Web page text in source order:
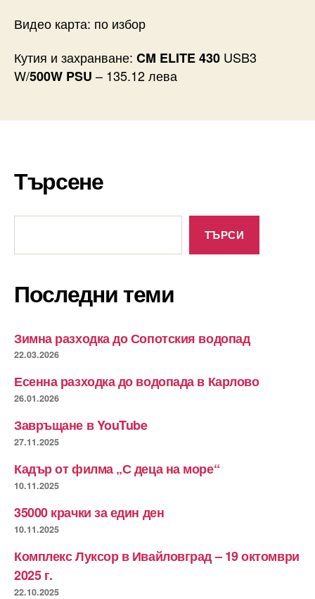
Видео карта: по избор
Кутия и захранване: CM ELITE 430 USB3
W/500W PSU – 135.12 лева
Търсене
ТЪРСИ
Последни теми
Зимна разходка до Сопотския водопад
22.03.2026
Есенна разходка до водопада в Карлово
26.01.2026
Завръщане в YouTube
27.11.2025
Кадър от филма „С деца на море“
10.11.2025
35000 крачки за един ден
10.11.2025
Комплекс Луксор в Ивайловград – 19 октомври
2025 г.
22.10.2025